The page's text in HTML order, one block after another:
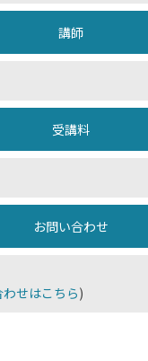
講師
受講料
お問い合わせ
せはこちら)